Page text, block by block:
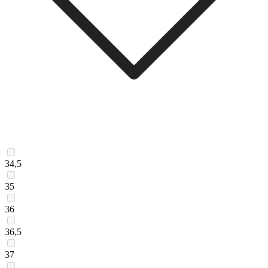
34,5
35
36
36,5
37